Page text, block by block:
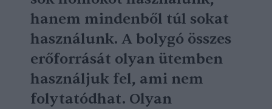
hanem mindenből túl sokat
használunk. A bolygó összes
erőforrását olyan ütemben
használjuk fel, ami nem
folytatódhat. Olyan